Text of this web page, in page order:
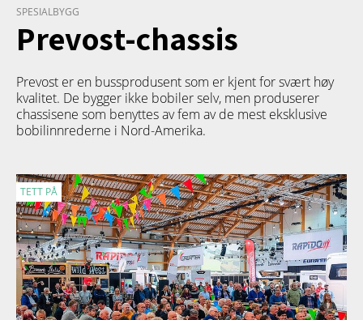
SPESIALBYGG
Prevost-chassis
Prevost er en bussprodusent som er kjent for svært høy
kvalitet. De bygger ikke bobiler selv, men produserer
chassisene som benyttes av fem av de mest eksklusive
bobilinnrederne i Nord-Amerika.
TETT PÅ